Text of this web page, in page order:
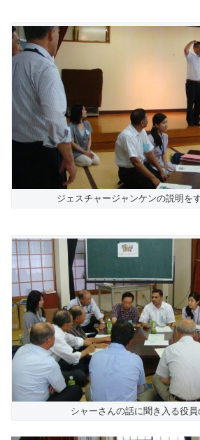
ジェスチャージャンケンの説明を
シャーさんの話に聞き入る役